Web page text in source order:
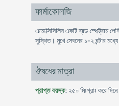
ফার্মাকোলজি
এমোক্সিসিলিন একটি ব্রড স্পেক্ট্রাম
সুস্থিত। মুখে সেবনের ১-২ ঘন্টার
ঔষধের মাত্রা
প্রাপ্ত বয়স্ক: ২৫০ মিঃগ্রাঃ করে